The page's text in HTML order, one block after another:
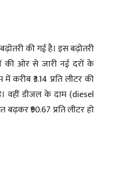
की गई है। इस बढ़ोतरी
की ओर से जारी नई दरों के
करीब ₹3.14 प्रति लीटर की
वहीं डीजल के दाम (diesel
₹90.67 प्रति लीटर हो